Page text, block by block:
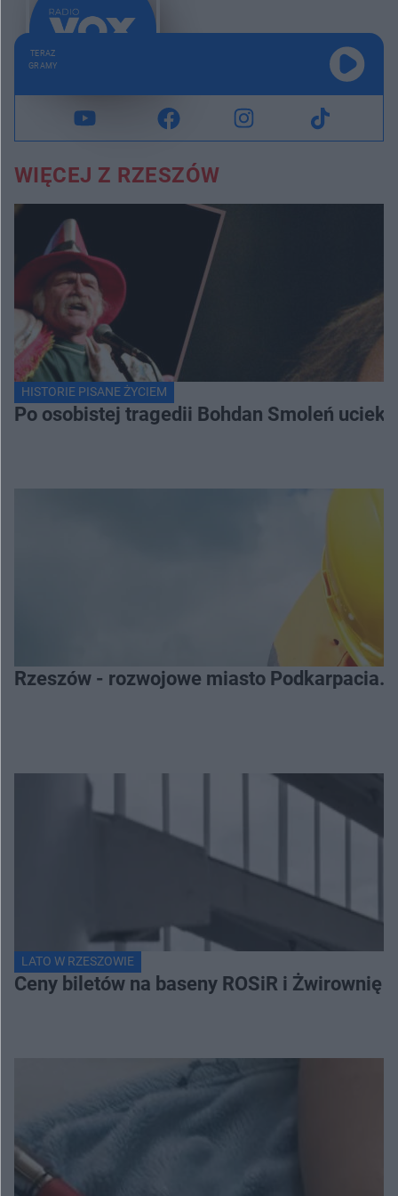
TERAZ
GRAMY
WIĘCEJ Z RZESZÓW
HISTORIE PISANE ŻYCIEM
Po osobistej tragedii Bohdan Smoleń
Rzeszów - rozwojowe miasto Podkarpacia.
LATO W RZESZOWIE
Ceny biletów na baseny ROSiR i